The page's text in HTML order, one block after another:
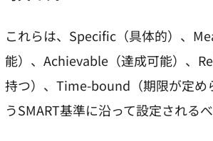
これらは、Specific（具体的）、
能）、Achievable（達成可能）、
持つ）、Time-bound（期限が定め
うSMART基準に沿って設定されるべ